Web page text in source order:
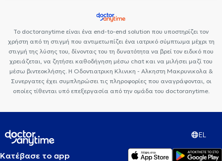
Το doctoranytime είναι ένα end-to-end solution που υποστηρίζει τον
χρήστη από τη στιγμή που αντιμετωπίζει ένα ιατρικό σύμπτωμα μέχρι τη
στιγμή της λύσης του, δίνοντας του τη δυνατότητα να βρεί τον ειδικό που
χρειάζεται, να ζητήσει καθοδήγηση μέσω chat και να μιλήσει μαζί του
μέσω βιντεοκλήσης. Η Οδοντιατρικη Κλινικη - Αλκηστη Μακρυνικολα &
Συνεργατες έχει συμπληρώσει τις πληροφορίες που αναγράφονται, οι
οποίες τίθενται υπό επεξεργασία από την ομάδα του doctoranytime.
EL
Κατέβασε το app